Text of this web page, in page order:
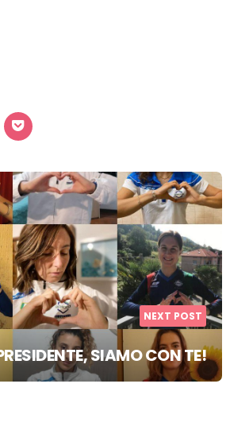
NEXT POST
SIAMO CON TE!